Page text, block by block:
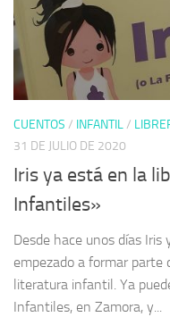
CUENTOS / INFANTIL/
31 DE JULIO DE 2020
Iris ya está en la
Infantiles»
Desde hace unos días
empezado a formar parte
literatura infantil. Ya
Infantiles, en Zamora, y...